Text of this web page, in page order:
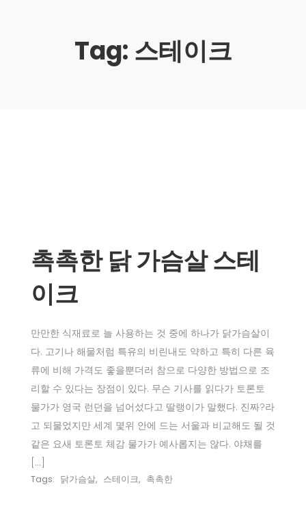
Tag: 스테이크
촉촉한 닭 가슴살 스테
이크
만만한 식재료로 늘 사용하는 것 중에 하나가 닭가슴살이
다. 고기나 해물처럼 특유의 비린내도 약하고 특히 다른 육
류에 비해 가격도 좋을뿐더러 참으로 다양한 방법으로 조
리할 수 있다는 장점이 있다. 무슨 기사를 읽다가 토론토
물가가 영국 런던을 넘어섰다고 딸랭이가 말했다. 진짜?라
고 되물었지만 세계 몇위 안에 드는 서울과 비교해도 될 것
같은 요새 토론토 체감 물가가 예사롭지는 않다. 야채를
[…]
Tags: 닭가슴살, 스테이크, 촉촉한